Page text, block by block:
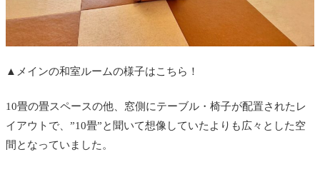
▲メインの和室ルームの様子はこちら！
10畳の畳スペースの他、窓側にテーブル・椅子が配置されたレ
イアウトで、”10畳”と聞いて想像していたよりも広々とした空
間となっていました。